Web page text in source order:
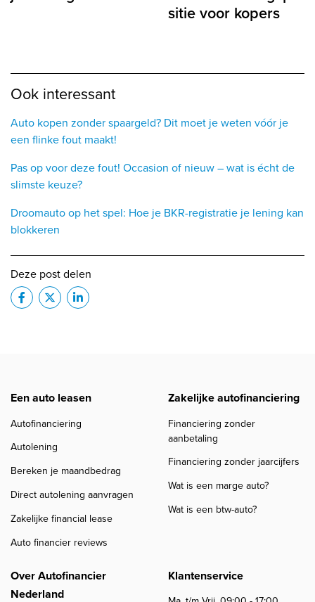
Ook interessant
Auto kopen zonder spaargeld? Dit moet je weten vóór je
een flinke fout maakt!
Pas op voor deze fout! Occasion of nieuw – wat is écht de
slimste keuze?
Droomauto op het spel: Hoe je BKR-registratie je lening kan
blokkeren
Deze post delen
sitie voor kopers
Een auto leasen
Autofinanciering
Autolening
Bereken je maandbedrag
Direct autolening aanvragen
Zakelijke financial lease
Auto financier reviews
Zakelijke autofinanciering
Financiering zonder
aanbetaling
Financiering zonder jaarcijfers
Wat is een marge auto?
Wat is een btw-auto?
Over Autofinancier
Nederland
Klantenservice